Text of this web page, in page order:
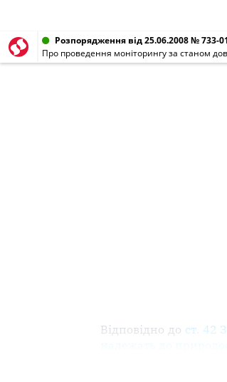
Розпорядження від 25.06.2008 № 733-
Про проведення моніторингу за станом
Відповідно до ст. 42